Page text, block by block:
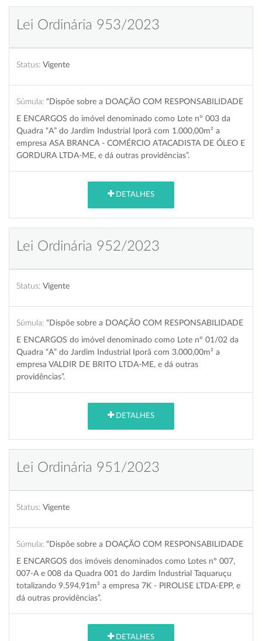
Lei Ordinária 953/2023
Status: Vigente
Súmula: “Dispõe sobre a DOAÇÃO COM RESPONSABILIDADE
E ENCARGOS do imóvel denominado como Lote nº 003 da
Quadra “A” do Jardim Industrial Iporã com 1.000,00m² a
empresa ASA BRANCA - COMÉRCIO ATACADISTA DE ÓLEO E
GORDURA LTDA-ME, e dá outras providências”.
DETALHES
Lei Ordinária 952/2023
Status: Vigente
Súmula: “Dispõe sobre a DOAÇÃO COM RESPONSABILIDADE
E ENCARGOS do imóvel denominado como Lote nº 01/02 da
Quadra “A” do Jardim Industrial Iporã com 3.000,00m² a
empresa VALDIR DE BRITO LTDA-ME, e dá outras
providências”.
DETALHES
Lei Ordinária 951/2023
Status: Vigente
Súmula: “Dispõe sobre a DOAÇÃO COM RESPONSABILIDADE
E ENCARGOS dos imóveis denominados como Lotes nº 007,
007-A e 008 da Quadra 001 do Jardim Industrial Taquaruçu
totalizando 9.594,91m² a empresa 7K - PIROLISE LTDA-EPP, e
dá outras providências”.
DETALHES